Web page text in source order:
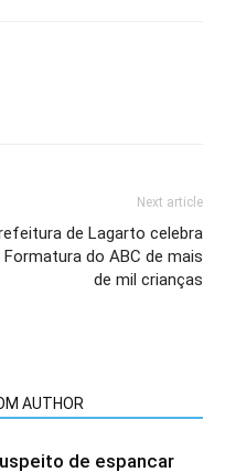
Next article
de Lagarto celebra
Formatura do ABC de mais
de mil crianças
AUTHOR
de espancar